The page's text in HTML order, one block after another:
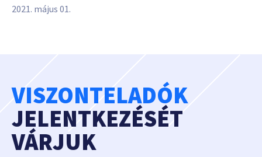
2021. május 01.
VISZONTELADÓK
JELENTKEZÉSÉT
VÁRJUK